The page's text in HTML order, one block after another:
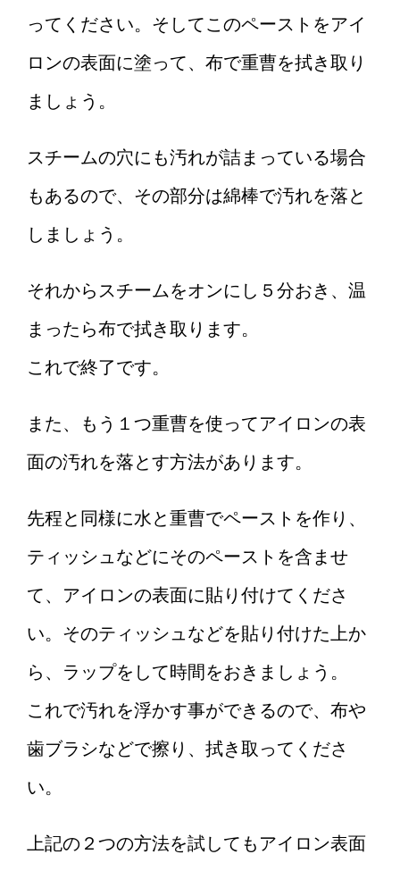
ってください。そしてこのペーストをアイ
ロンの表面に塗って、布で重曹を拭き取り
ましょう。
スチームの穴にも汚れが詰まっている場合
もあるので、その部分は綿棒で汚れを落と
しましょう。
それからスチームをオンにし５分おき、温
まったら布で拭き取ります。
これで終了です。
また、もう１つ重曹を使ってアイロンの表
面の汚れを落とす方法があります。
先程と同様に水と重曹でペーストを作り、
ティッシュなどにそのペーストを含ませ
て、アイロンの表面に貼り付けてくださ
い。そのティッシュなどを貼り付けた上か
ら、ラップをして時間をおきましょう。
これで汚れを浮かす事ができるので、布や
歯ブラシなどで擦り、拭き取ってくださ
い。
上記の２つの方法を試してもアイロン表面